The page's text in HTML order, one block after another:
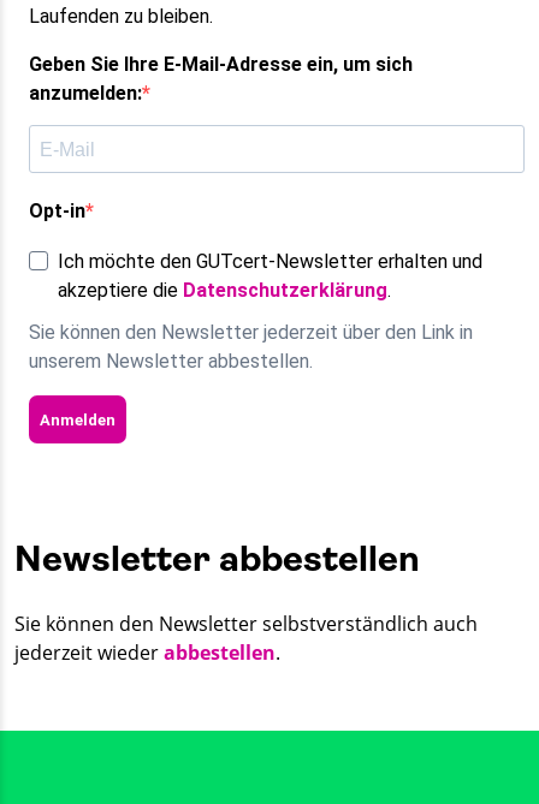
Laufenden zu bleiben.
Geben Sie Ihre E-Mail-Adresse ein, um sich
anzumelden:
Opt-in
Ich möchte den GUTcert-Newsletter erhalten und
akzeptiere die Datenschutzerklärung.
Sie können den Newsletter jederzeit über den Link in
unserem Newsletter abbestellen.
Anmelden
Newsletter abbestellen
Sie können den Newsletter selbstverständlich auch
jederzeit wiederabbestellen.